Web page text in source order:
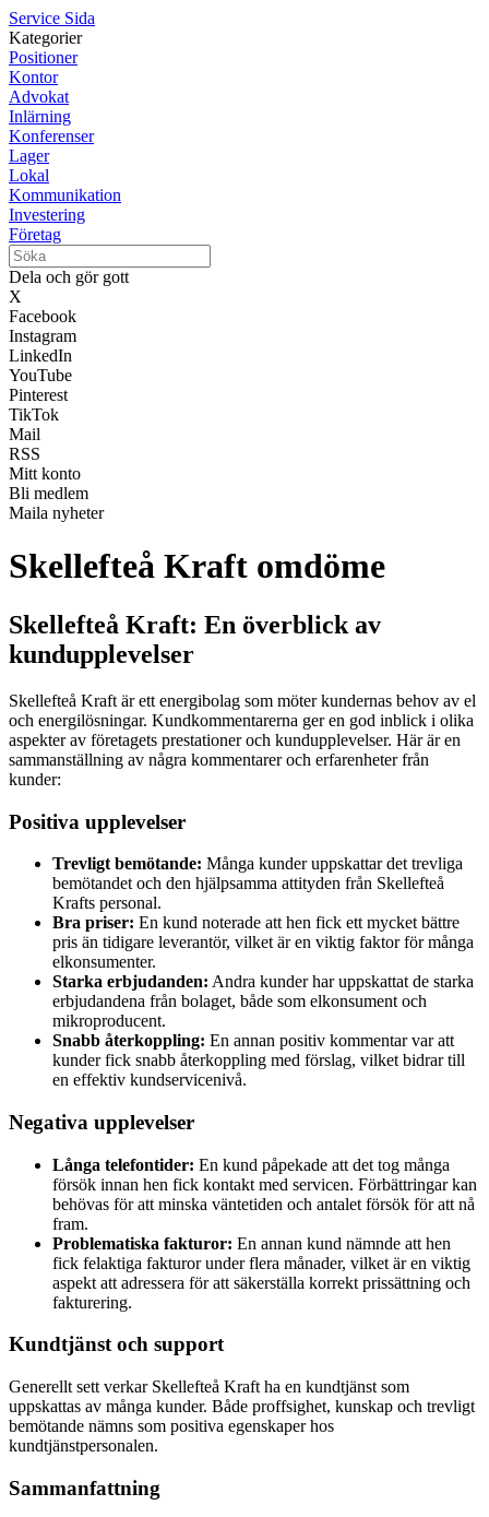
Service Sida
Kategorier
Positioner
Kontor
Advokat
Inlärning
Konferenser
Lager
Lokal
Kommunikation
Investering
Företag
Dela och gör gott
X
Facebook
Instagram
LinkedIn
YouTube
Pinterest
TikTok
Mail
RSS
Mitt konto
Bli medlem
Maila nyheter
Skellefteå Kraft omdöme
Skellefteå Kraft: En överblick av
kundupplevelser
Skellefteå Kraft är ett energibolag som möter kundernas behov av el
och energilösningar. Kundkommentarerna ger en god inblick i olika
aspekter av företagets prestationer och kundupplevelser. Här är en
sammanställning av några kommentarer och erfarenheter från
kunder:
Positiva upplevelser
Trevligt bemötande: Många kunder uppskattar det trevliga
bemötandet och den hjälpsamma attityden från Skellefteå
Krafts personal.
Bra priser: En kund noterade att hen fick ett mycket bättre
pris än tidigare leverantör, vilket är en viktig faktor för många
elkonsumenter.
Starka erbjudanden: Andra kunder har uppskattat de starka
erbjudandena från bolaget, både som elkonsument och
mikroproducent.
Snabb återkoppling: En annan positiv kommentar var att
kunder fick snabb återkoppling med förslag, vilket bidrar till
en effektiv kundservicenivå.
Negativa upplevelser
Långa telefontider: En kund påpekade att det tog många
försök innan hen fick kontakt med servicen. Förbättringar kan
behövas för att minska väntetiden och antalet försök för att nå
fram.
Problematiska fakturor: En annan kund nämnde att hen
fick felaktiga fakturor under flera månader, vilket är en viktig
aspekt att adressera för att säkerställa korrekt prissättning och
fakturering.
Kundtjänst och support
Generellt sett verkar Skellefteå Kraft ha en kundtjänst som
uppskattas av många kunder. Både proffsighet, kunskap och trevligt
bemötande nämns som positiva egenskaper hos
kundtjänstpersonalen.
Sammanfattning